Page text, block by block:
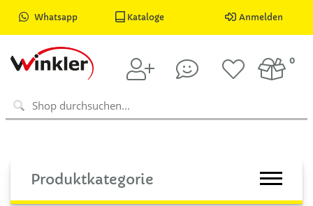
Whatsapp Kataloge Anmelden
0
Produktkategorie